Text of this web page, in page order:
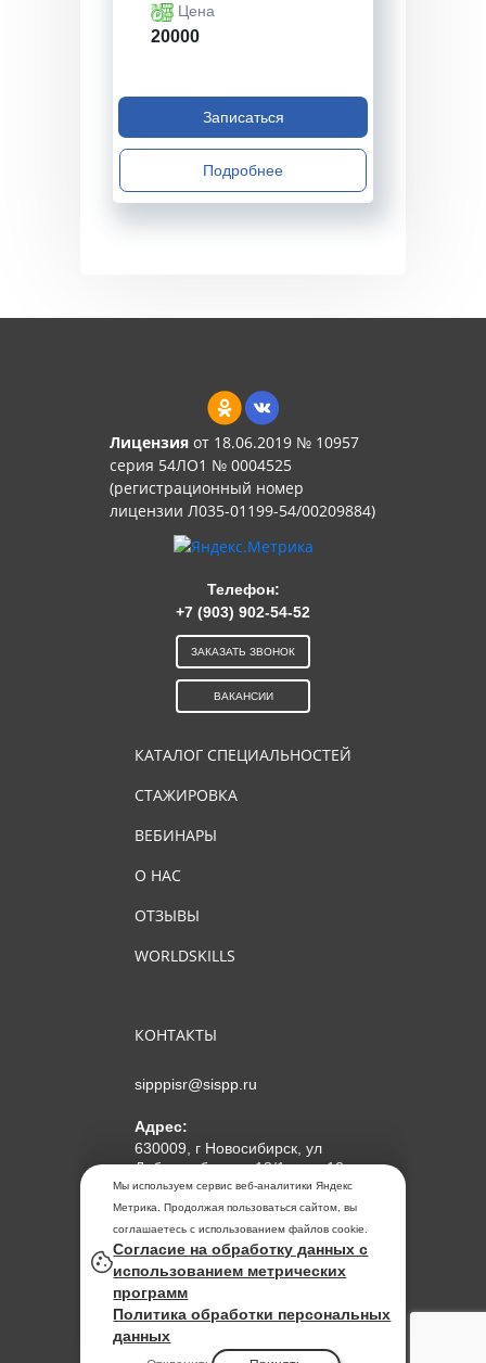
Цена
20000
Записаться
Подробнее
Мы используем сервис веб-аналитики Яндекс
Метрика. Продолжая пользоваться сайтом, вы
соглашаетесь с использованием файлов cookie.
Согласие на обработку данных с
использованием метрических
программ
Политика обработки персональных
данных
Лицензияот 18.06.2019 № 10957
серия 54ЛО1 № 0004525
(регистрационный номер
лицензии Л035-01199-54/00209884)
КАТАЛОГ СПЕЦИАЛЬНОСТЕЙ
СТАЖИРОВКА
ВЕБИНАРЫ
О НАС
ОТЗЫВЫ
WORLDSKILLS
КОНТАКТЫ
sipppisr@sispp.ru
Адрес:
630009, г Новосибирск, ул
Добролюбова, д 18/1, пом 12
АНО ДПО "МИПКП"
ИНН5405963859
ОГРН 1155476104354
Политика обработки
персональных данных
Телефон:
+7 (903) 902-54-52
ЗАКАЗАТЬ ЗВОНОК
ВАКАНСИИ